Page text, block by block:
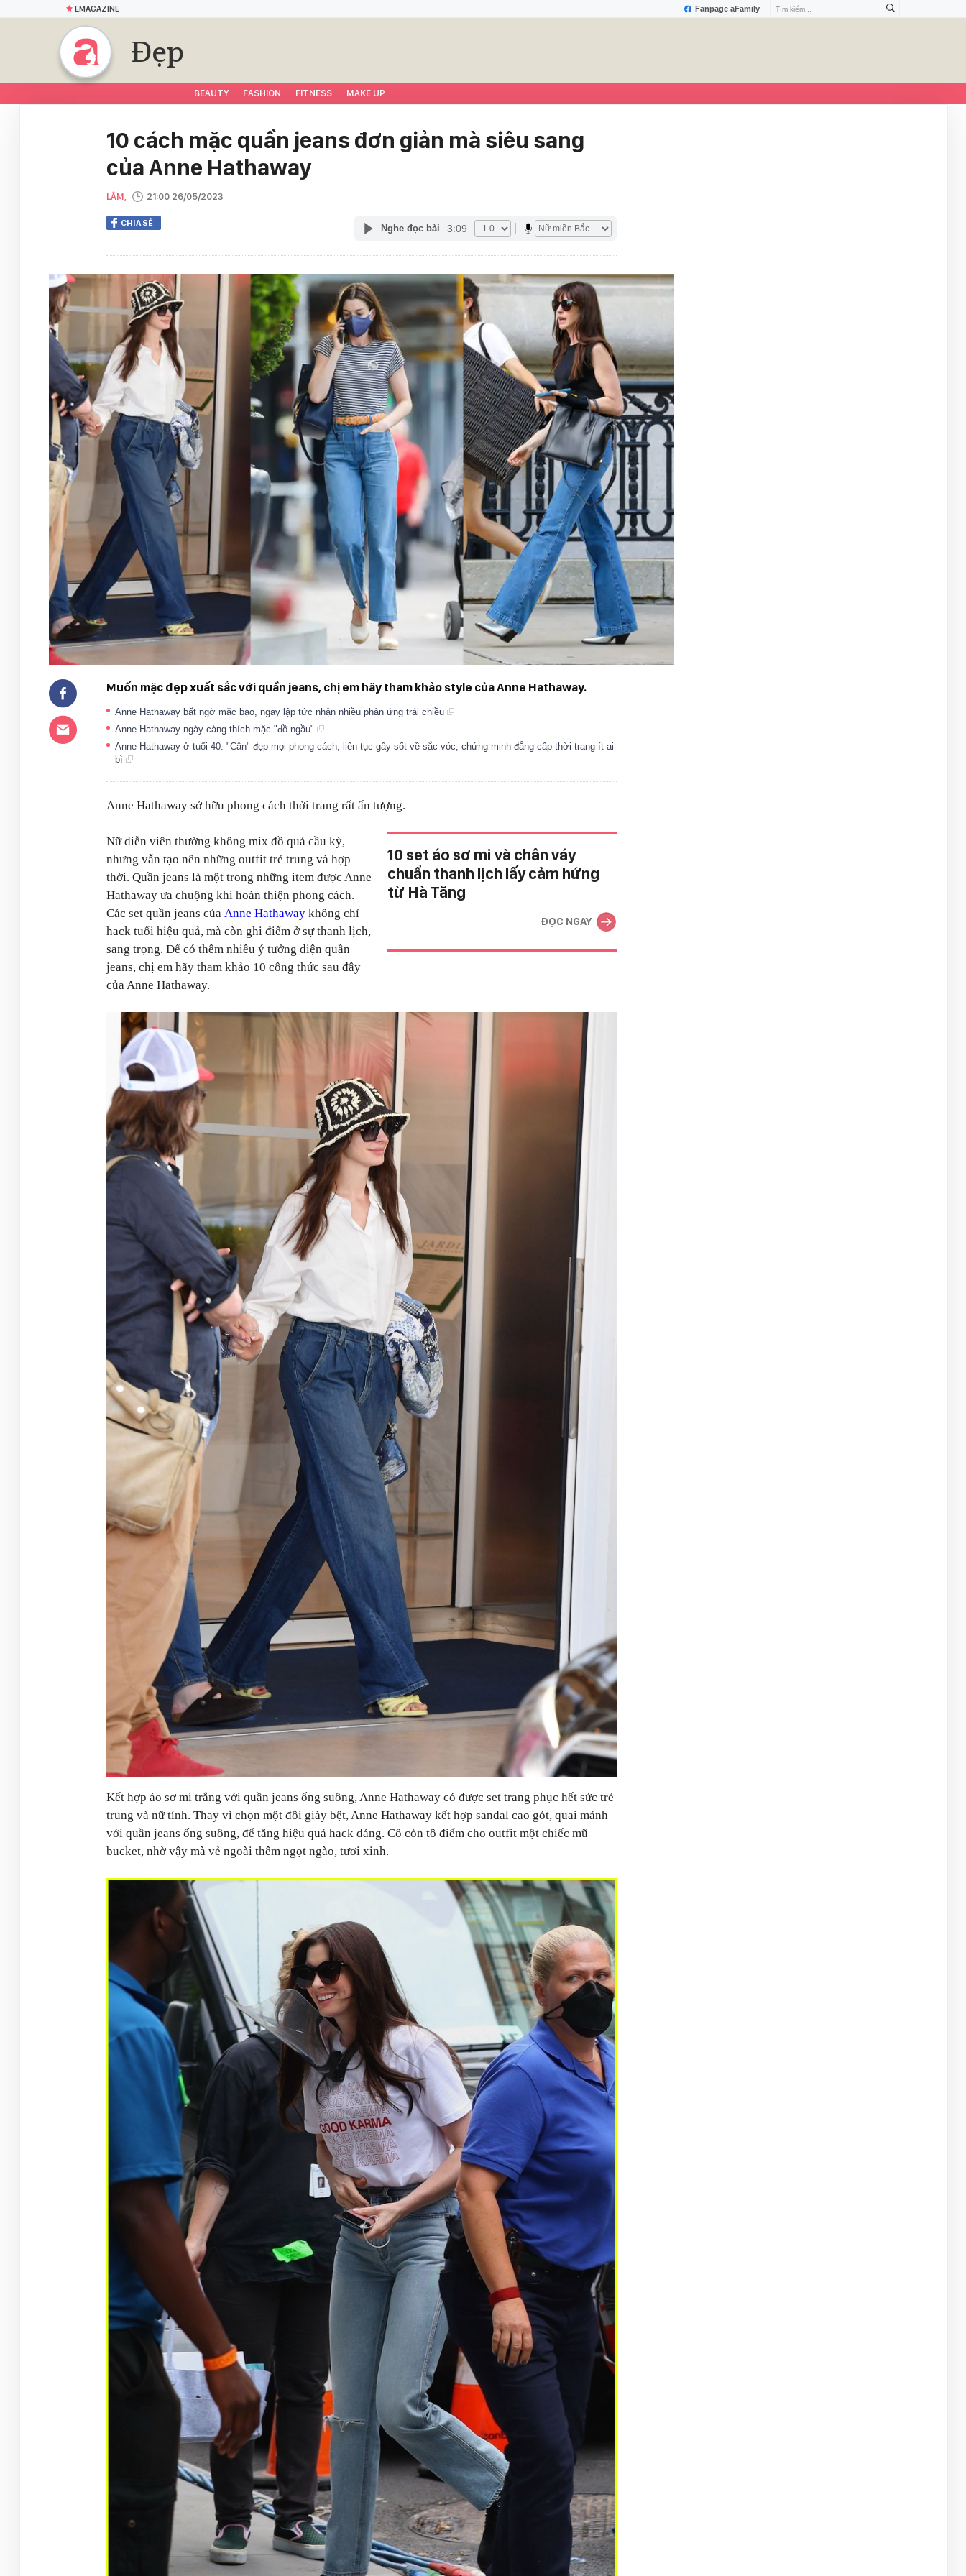
Fanpage aFamily
EMAGAZINE
Đẹp
BEAUTY FASHION FITNESS MAKE UP
10 cách mặc quần jeans đơn giản mà siêu sang
của Anne Hathaway
LÂM, 21:00 26/05/2023
CHIA SẺ Nghe đọc bài 3:09
Muốn mặc đẹp xuất sắc với quần jeans, chị em hãy tham khảo style của Anne Hathaway.
Anne Hathaway bất ngờ mặc bạo, ngay lập tức nhận nhiều phản ứng trái chiều
Anne Hathaway ngày càng thích mặc "đồ ngầu"
Anne Hathaway ở tuổi 40: "Cân" đẹp mọi phong cách, liên tục gây sốt về sắc vóc, chứng minh đẳng cấp thời trang ít ai
bì
Anne Hathaway sở hữu phong cách thời trang rất ấn tượng.
10 set áo sơ mi và chân váy
chuẩn thanh lịch lấy cảm hứng
từ Hà Tăng
ĐỌC NGAY
Nữ diễn viên thường không mix đồ quá cầu kỳ,
nhưng vẫn tạo nên những outfit trẻ trung và hợp
thời. Quần jeans là một trong những item được Anne
Hathaway ưa chuộng khi hoàn thiện phong cách.
Các set quần jeans của Anne Hathaway không chỉ
hack tuổi hiệu quả, mà còn ghi điểm ở sự thanh lịch,
sang trọng. Để có thêm nhiều ý tưởng diện quần
jeans, chị em hãy tham khảo 10 công thức sau đây
của Anne Hathaway.
Kết hợp áo sơ mi trắng với quần jeans ống suông, Anne Hathaway có được set trang phục hết sức trẻ
trung và nữ tính. Thay vì chọn một đôi giày bệt, Anne Hathaway kết hợp sandal cao gót, quai mảnh
với quần jeans ống suông, để tăng hiệu quả hack dáng. Cô còn tô điểm cho outfit một chiếc mũ
bucket, nhờ vậy mà vẻ ngoài thêm ngọt ngào, tươi xinh.